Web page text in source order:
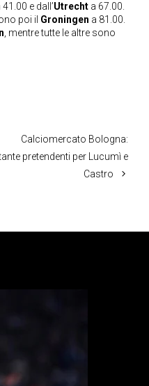
41.00 e dall’Utrecht a 67.00.
poi il Groningen a 81.00.
, mentre tutte le altre sono
Calciomercato Bologna:
pretendenti per Lucumì e
Castro